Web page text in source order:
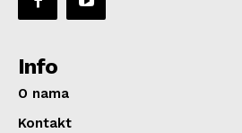
Info
O nama
Kontakt